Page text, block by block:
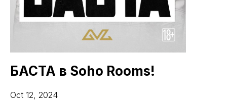
БАСТА в Soho Rooms!
Oct 12, 2024